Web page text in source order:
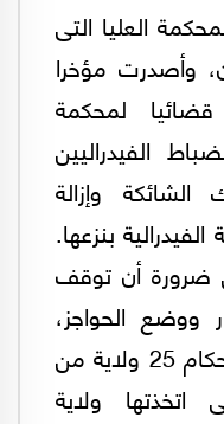
العليا التى
وأصدرت مؤخرا
لمحكمة
الفيدراليين
وإزالة
بنزعها.
ضرورة أن توقف
ووضع الحواجز،
فاستمرت بالقيام به. وأيد حكام 25 ولاية من
اتخذتها ولاية